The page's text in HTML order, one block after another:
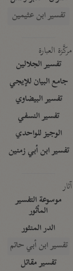
تفسير ابن عثيمين
مركَّزة العبارة
تفسير الجلالين
جامع البيان للإيجي
تفسير البيضاوي
تفسير النسفي
الوجيز للواحدي
تفسير ابن أبي زمنين
آثار
موسوعة التفسير
المأثور
الدر المنثور
تفسير ابن أبي حاتم
تفسير مقاتل